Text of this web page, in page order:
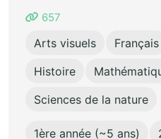
657
Arts visuels Français
Histoire
Sciences de la nature
1ère année (~5 ans)